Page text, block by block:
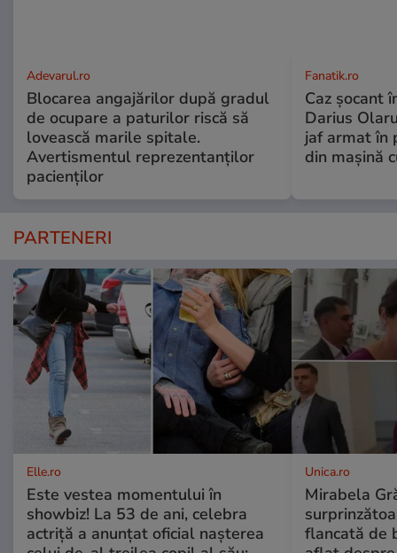
Adevarul.ro
Blocarea angajărilor după gradul
de ocupare a paturilor riscă să
lovească marile spitale.
Avertismentul reprezentanților
pacienților
Fanatik.ro
Caz șocant
Darius
jaf armat în
din mașină
PARTENERI
Elle.ro
Este vestea momentului în
showbiz! La 53 de ani, celebra
actriță a anunțat oficial nașterea
Unica.ro
Mirabela
flancată de